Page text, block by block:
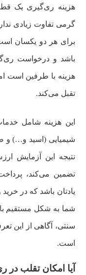
گرمی تفاوت زیادی
برای هر دو یکسان
باشد و درخواست
هزینه با طرفین است
تقبل می‌کند.
این هزینه شامل
شیمیایی (اسید و…) و
نتیجه این آزمایش
تضمین می‌کند،
یادتان باشد که در
شما به شکل مستقیم با
سنتی، آگاهی از این
است.
آیا امکان تقلب در